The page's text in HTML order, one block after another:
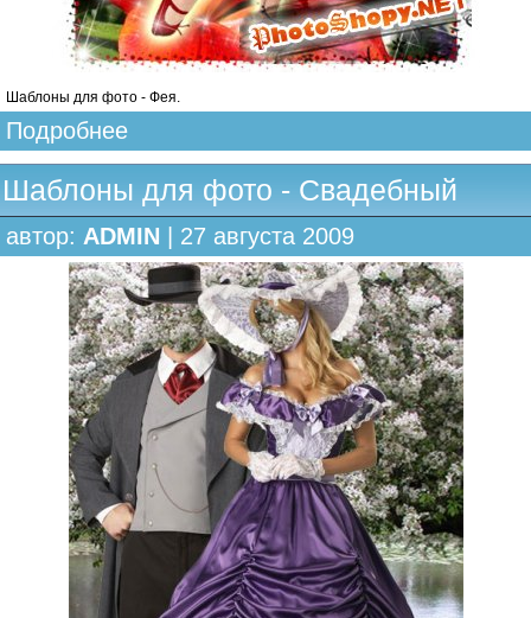
Шаблоны для фото - Фея.
Подробнее
Шаблоны для фото - Свадебный
автор: ADMIN | 27 августа 2009